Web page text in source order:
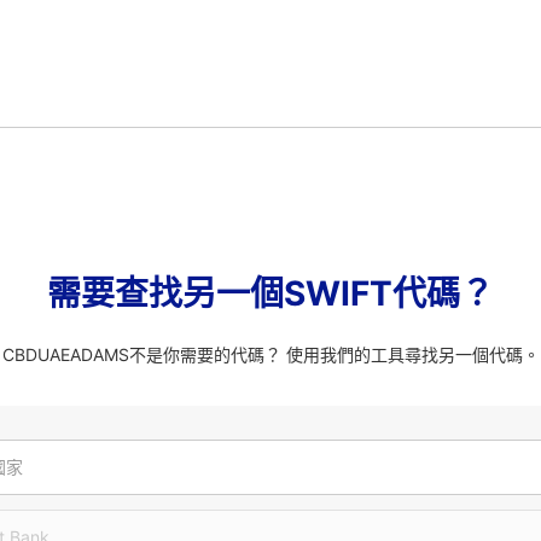
需要查找另一個SWIFT代碼？
CBDUAEADAMS不是你需要的代碼？ 使用我們的工具尋找另一個代碼。
家
Bank